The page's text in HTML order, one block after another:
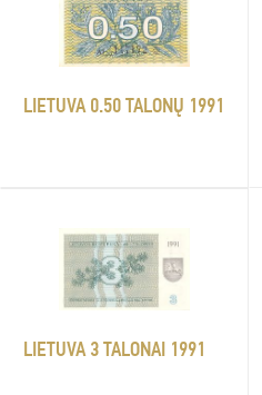
LIETUVA 0.50 TALONŲ 1991
LIETUVA 3 TALONAI 1991